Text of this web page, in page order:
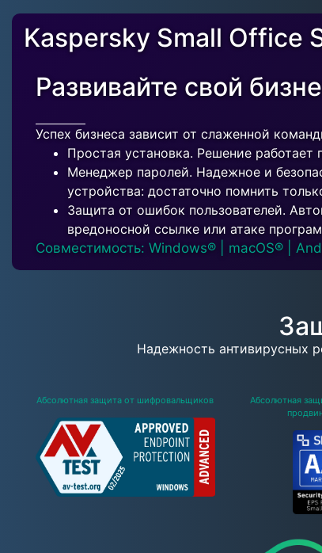
Kaspersky Small Office
Развивайте свой
Успех бизнеса зависит от слаженной
Простая установка. Решение
Менеджер паролей. Надежное и
устройства: достаточно помнить
Защита от ошибок пользователей.
вредоносной ссылке или атаке
Совместимость: Windows® | macOS® |
Надежность антивирусных
Абсолютная защита от шифровальщиков
Абсолютная